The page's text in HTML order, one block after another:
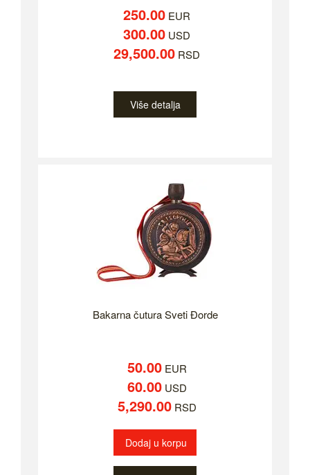
250.00 EUR
300.00 USD
29,500.00 RSD
Više detalja
Bakarna čutura Sveti Đorde
50.00EUR
60.00USD
5,290.00RSD
Dodaj u korpu